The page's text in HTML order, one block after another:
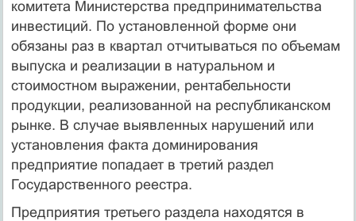
комитета Министерства предпринимательства
инвестиций. По установленной форме они
обязаны раз в квартал отчитываться по объемам
выпуска и реализации в натуральном и
стоимостном выражении, рентабельности
продукции, реализованной на республиканском
рынке. В случае выявленных нарушений или
установления факта доминирования
предприятие попадает в третий раздел
Государственного реестра.
Предприятия третьего раздела находятся в